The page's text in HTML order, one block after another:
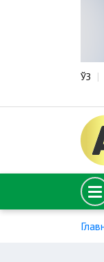
ЎЗ